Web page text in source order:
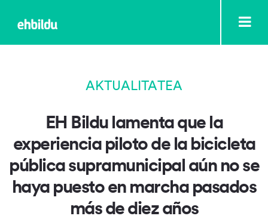
AKTUALITATEA
EH Bildu lamenta que la
experiencia piloto de la bicicleta
pública supramunicipal aún no se
haya puesto en marcha pasados
más de diez años